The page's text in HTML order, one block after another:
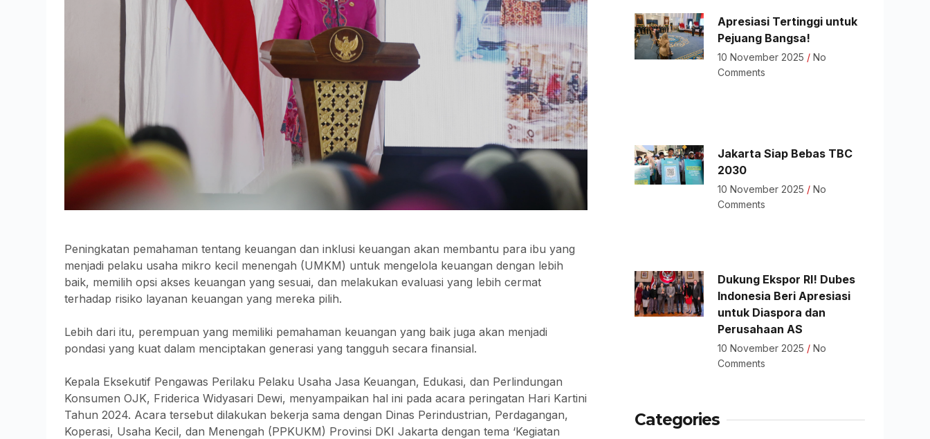
Peningkatan pemahaman tentang keuangan dan inklusi keuangan akan membantu para ibu yang
menjadi pelaku usaha mikro kecil menengah (UMKM) untuk mengelola keuangan dengan lebih
baik, memilih opsi akses keuangan yang sesuai, dan melakukan evaluasi yang lebih cermat
terhadap risiko layanan keuangan yang mereka pilih.
Lebih dari itu, perempuan yang memiliki pemahaman keuangan yang baik juga akan menjadi
pondasi yang kuat dalam menciptakan generasi yang tangguh secara finansial.
Kepala Eksekutif Pengawas Perilaku Pelaku Usaha Jasa Keuangan, Edukasi, dan Perlindungan
Konsumen OJK, Friderica Widyasari Dewi, menyampaikan hal ini pada acara peringatan Hari Kartini
Tahun 2024. Acara tersebut dilakukan bekerja sama dengan Dinas Perindustrian, Perdagangan,
Koperasi, Usaha Kecil, dan Menengah (PPKUKM) Provinsi DKI Jakarta dengan tema ‘Kegiatan
Apresiasi Tertinggi untuk
Pejuang Bangsa!
10 November 2025
No
Comments
Jakarta Siap Bebas TBC
2030
10 November 2025
No
Comments
Dukung Ekspor RI! Dubes
Indonesia Beri Apresiasi
untuk Diaspora dan
Perusahaan AS
10 November 2025
No
Comments
Categories